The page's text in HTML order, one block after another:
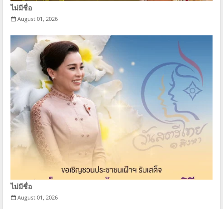
ไม่มีชื่อ
August 01, 2026
ไม่มีชื่อ
August 01, 2026